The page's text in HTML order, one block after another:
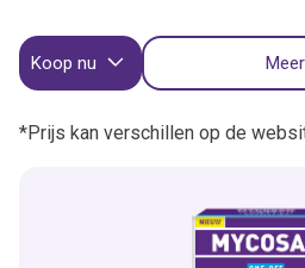
Koop nu
*Prijs kan verschillen op de